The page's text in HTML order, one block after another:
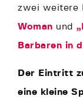
zwei weitere
Woman und
Barbaren in
Der Eintritt
eine kleine